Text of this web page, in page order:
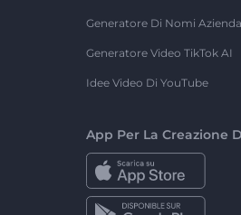
Generatore Di Nomi
Generatore Video TikTok AI
Idee Video Di YouTube
App Per La Creazione